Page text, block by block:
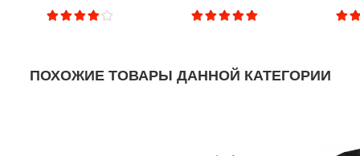
ПОХОЖИЕ ТОВАРЫ ДАННОЙ КАТЕГОРИИ